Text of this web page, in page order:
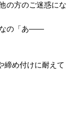
の方のご迷惑にな
なの「あ――
締め付けに耐えて